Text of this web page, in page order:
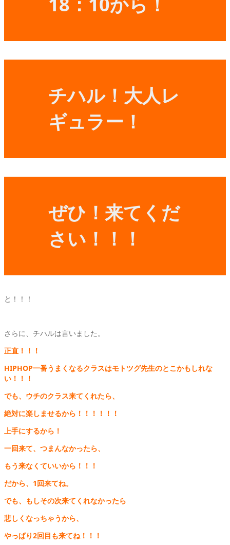
チハル！大人レ
ギュラー！
ぜひ！来てくだ
さい！！！
と！！！
さらに、チハルは言いました。
正直！！！
HIPHOP一番うまくなるクラスはモトツグ先生のとこかもしれな
い！！！
でも、ウチのクラス来てくれたら、
絶対に楽しませるから！！！！！！
上手にするから！
一回来て、つまんなかったら、
もう来なくていいから！！！
だから、1回来てね。
でも、もしその次来てくれなかったら
悲しくなっちゃうから、
やっぱり2回目も来てね！！！